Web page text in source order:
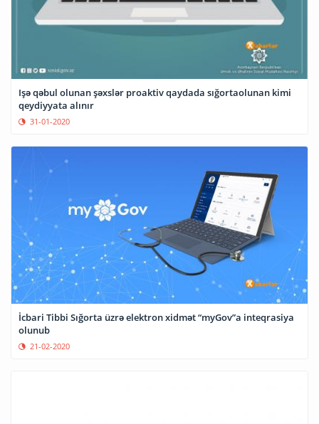
Işə qəbul olunan şəxslər proaktiv qaydada sığortaolunan kimi
qeydiyyata alınır
31-01-2020
İcbari Tibbi Sığorta üzrə elektron xidmət “myGov”a inteqrasiya
olunub
21-02-2020